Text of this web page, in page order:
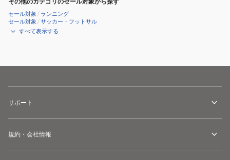
セール対象 / ランニング
セール対象 /サッカー・フットサル
すべて表示する
サポート
規約・会社情報